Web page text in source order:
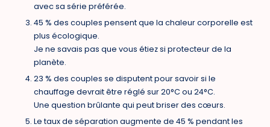
avec sa série préférée.
45 % des couples pensent que la chaleur corporelle est
plus écologique.
Je ne savais pas que vous étiez si protecteur de la
planète.
23 % des couples se disputent pour savoir si le
chauffage devrait être réglé sur 20°C ou 24°C.
Une question brûlante qui peut briser des cœurs.
Le taux de séparation augmente de 45 % pendant les